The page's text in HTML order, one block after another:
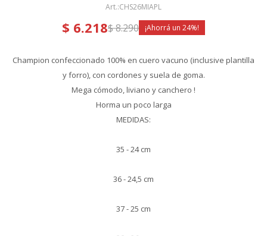
CHS26MIAPL
$ 6.218$8.290 24
Champion confeccionado 100% en cuero vacuno (inclusive plantilla
y forro), con cordones y suela de goma.
Mega cómodo, liviano y canchero !
Horma un poco larga
MEDIDAS:
35 - 24 cm
36 - 24,5 cm
37 - 25 cm